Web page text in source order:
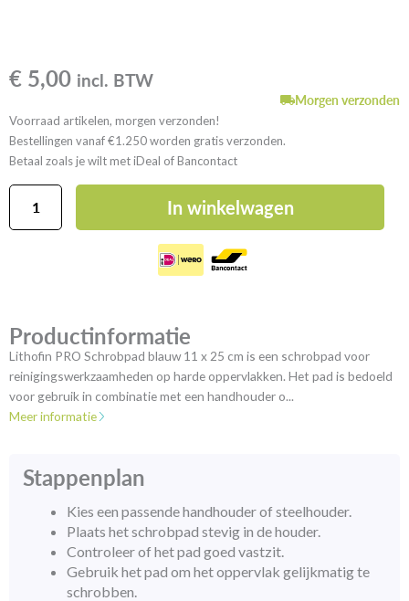
€ 5,00 incl. BTW
Morgen verzonden
Voorraad artikelen, morgen verzonden!
Bestellingen vanaf €1.250 worden gratis verzonden.
Betaal zoals je wilt met iDeal of Bancontact
Lithofin
PRO
Schrobpad
In winkelwagen
Productinformatie
Lithofin PRO Schrobpad blauw 11 x 25 cm is een schrobpad voor
reinigingswerkzaamheden op harde oppervlakken. Het pad is bedoeld
voor gebruik in combinatie met een handhouder o...
Meer informatie
Stappenplan
Kies een passende handhouder of steelhouder.
Plaats het schrobpad stevig in de houder.
Controleer of het pad goed vastzit.
Gebruik het pad om het oppervlak gelijkmatig te
schrobben.